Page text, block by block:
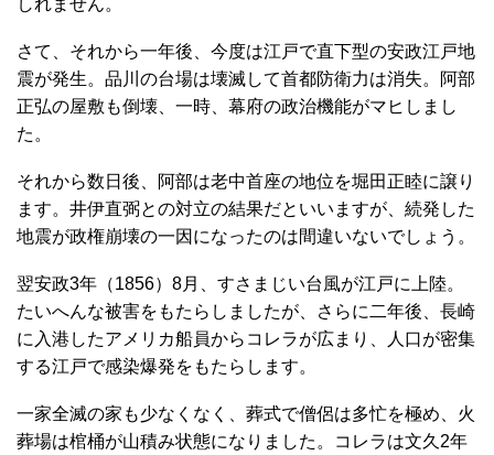
さて、それから一年後、今度は江戸で直下型の安政江戸地
震が発生。品川の台場は壊滅して首都防衛力は消失。阿部
正弘の屋敷も倒壊、一時、幕府の政治機能がマヒしまし
た。
それから数日後、阿部は老中首座の地位を堀田正睦に譲り
ます。井伊直弼との対立の結果だといいますが、続発した
地震が政権崩壊の一因になったのは間違いないでしょう。
翌安政3年（1856）8月、すさまじい台風が江戸に上陸。
たいへんな被害をもたらしましたが、さらに二年後、長崎
に入港したアメリカ船員からコレラが広まり、人口が密集
する江戸で感染爆発をもたらします。
一家全滅の家も少なくなく、葬式で僧侶は多忙を極め、火
葬場は棺桶が山積み状態になりました。コレラは文久2年